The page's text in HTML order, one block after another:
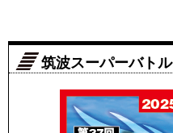
筑波スーパーバトル